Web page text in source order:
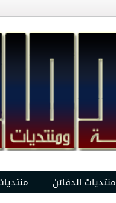
منتديات الدفائن